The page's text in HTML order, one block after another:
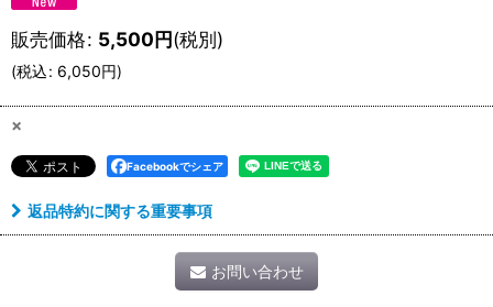
販売価格: 5,500円(税別)
(税込: 6,050円)
×
Facebookでシェア
返品特約に関する重要事項
お問い合わせ